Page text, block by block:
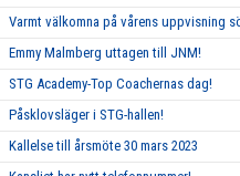
Varmt välkomna på vårens uppvisning
Emmy Malmberg uttagen till JNM!
STG Academy-Top Coachernas dag!
Påsklovsläger i STG-hallen!
Kallelse till årsmöte 30 mars 2023